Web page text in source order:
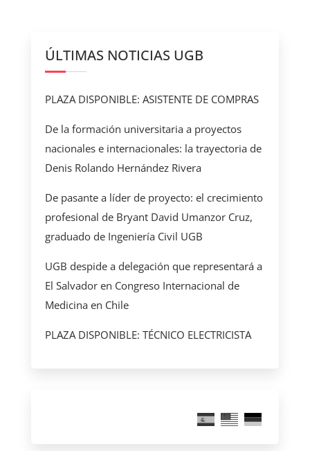
ÚLTIMAS NOTICIAS UGB
PLAZA DISPONIBLE: ASISTENTE DE COMPRAS
De la formación universitaria a proyectos
nacionales e internacionales: la trayectoria de
Denis Rolando Hernández Rivera
De pasante a líder de proyecto: el crecimiento
profesional de Bryant David Umanzor Cruz,
graduado de Ingeniería Civil UGB
UGB despide a delegación que representará a
El Salvador en Congreso Internacional de
Medicina en Chile
PLAZA DISPONIBLE: TÉCNICO ELECTRICISTA